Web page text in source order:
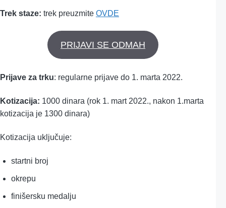
Trek staze: trek preuzmite OVDE
PRIJAVI SE ODMAH
Prijave za trku: regularne prijave do 1. marta 2022.
Kotizacija: 1000 dinara (rok 1. mart 2022., nakon 1.marta
kotizacija je 1300 dinara)
Kotizacija uključuje:
startni broj
okrepu
finišersku medalju